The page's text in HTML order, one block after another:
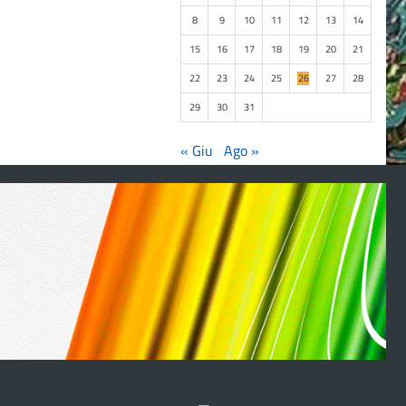
8
9 10 11 12 13
14
15
16 17 18 19 20
21
22
23 24 25 26 27
28
29
30 31
« Giu Ago »